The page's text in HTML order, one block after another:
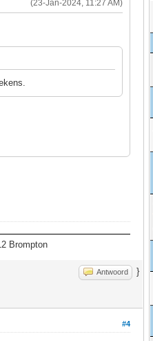
(23-Jan-2024, 11:27 AM)
Brompton
Antwoord }
#4